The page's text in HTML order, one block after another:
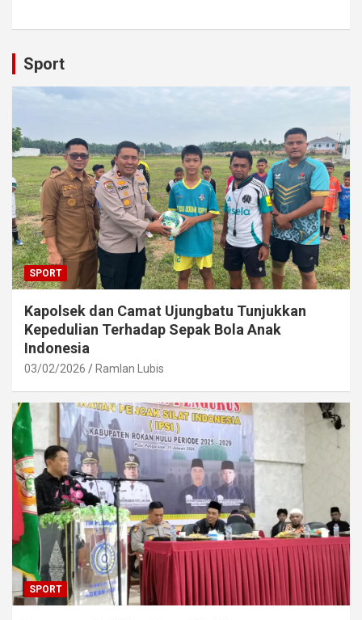
Sport
SPORT
Kapolsek dan Camat Ujungbatu Tunjukkan
Kepedulian Terhadap Sepak Bola Anak
Indonesia
03/02/2026 Ramlan Lubis
SPORT